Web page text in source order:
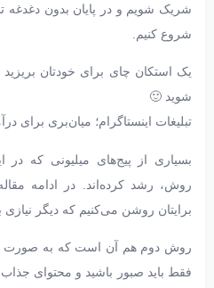
شریک شویم و در پایان بدون دغدغه
شروع کنیم.
یک استکان چای برای خودتان بریزید
شوید 🙂
تبلیغات اینستاگرام؛ میان‌بری برای
بسیاری از پیج‌های میلیونی که در
روش، رشد کرده‌اند. در ادامه مقاله
برایتان روشن می‌کنیم که دیگر نیازی
روش دوم هم آن است که به صورت
فقط باید صبور باشید و محتوای